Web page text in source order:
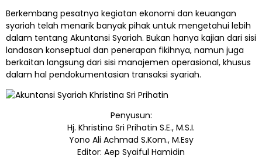
Berkembang pesatnya kegiatan ekonomi dan keuangan
syariah telah menarik banyak pihak untuk mengetahui lebih
dalam tentang Akuntansi Syariah. Bukan hanya kajian dari sisi
landasan konseptual dan penerapan fikihnya, namun juga
berkaitan langsung dari sisi manajemen operasional, khusus
dalam hal pendokumentasian transaksi syariah.
Penyusun:
Hj. Khristina Sri Prihatin S.E., M.S.I.
Yono Ali Achmad S.Kom., M.Esy
Editor: Aep Syaiful Hamidin